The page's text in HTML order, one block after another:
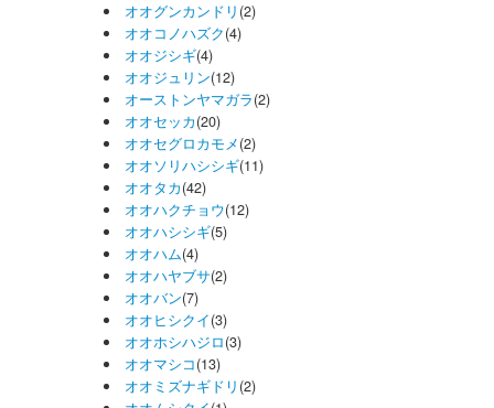
オオグンカンドリ (2)
オオコノハズク(4)
オオジシギ(4)
オオジュリン(12)
オーストンヤマガラ(2)
オオセッカ(20)
オオセグロカモメ(2)
オオソリハシシギ(11)
オオタカ(42)
オオハクチョウ(12)
オオハシシギ(5)
オオハム(4)
オオハヤブサ(2)
オオバン(7)
オオヒシクイ(3)
オオホシハジロ(3)
オオマシコ(13)
オオミズナギドリ (2)